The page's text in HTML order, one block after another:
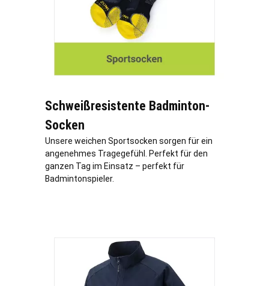
Schweißresistente Badminton-
Socken
Unsere weichen Sportsocken sorgen für ein
angenehmes Tragegefühl. Perfekt für den
ganzen Tag im Einsatz – perfekt für
Badmintonspieler.